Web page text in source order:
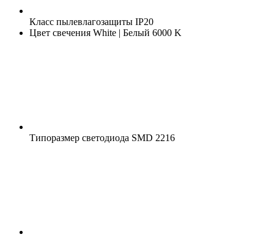
Класс пылевлагозащиты IP20
Цвет свечения White | Белый 6000 K
Типоразмер светодиода SMD 2216